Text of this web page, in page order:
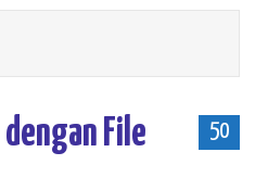
50
File